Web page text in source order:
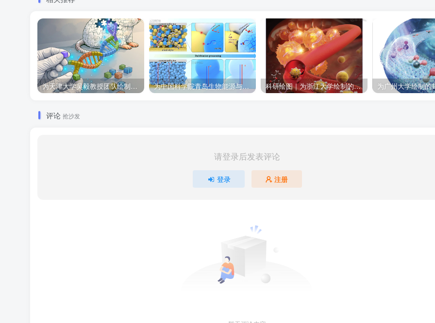
为天津大学吴毅教授团队绘制的Cell子刊封面作品 为中国科学院青岛生物能源与过程研究所绘制的插图作品 科研绘图｜为浙江大学绘制的封面中稿啦！ 为广州大学绘制的
评论 抢沙发
请登录后发表评论
登录 注册